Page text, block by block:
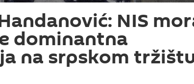
NIS
dominantna
na srpskom